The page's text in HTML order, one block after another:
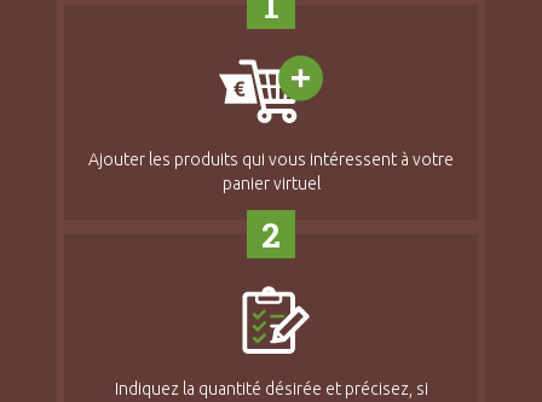
Ajouter les produits qui vous intéressent à votre
panier virtuel
2
Indiquez la quantité désirée et précisez, si